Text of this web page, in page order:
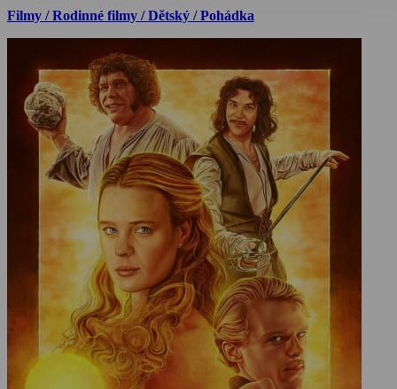
Filmy / Rodinné filmy / Dětský / Pohádka